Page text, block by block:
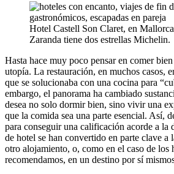
Hotel Castell Son Claret, en
Zaranda tiene dos estrellas Michelin.
Hasta hace muy poco pensar en comer
utopía. La restauración, en muchos casos,
que se solucionaba con una cocina para
embargo, el panorama ha cambiado
desea no solo dormir bien, sino vivir una
que la comida sea una parte esencial. Así,
para conseguir una calificación acorde a la
de hotel se han convertido en parte clave a
otro alojamiento, o, como en el caso de los
recomendamos, en un destino por sí